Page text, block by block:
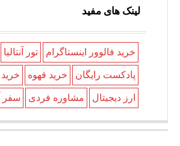
لینک های مفید
خرید فالوور اینستاگرام تور آنتالیا
پادکست رایگان خرید قهوه
ارز دیجیتال مشاوره فردی سفر